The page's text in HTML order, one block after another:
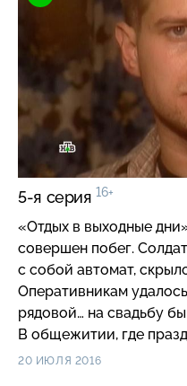
5-я серия 16+
«Отдых в выходные дни» Из военной
совершен побег.
с собой автомат,
Оперативникам
рядовой… на свадьбу
В общежитии, где
Брагина удалось
20 ИЮЛЯ 2016